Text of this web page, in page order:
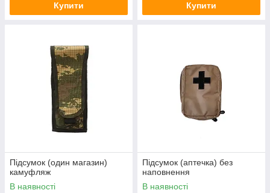
Купити Купити
Підсумок (один магазин)
камуфляж
В наявності
Підсумок (аптечка) без
наповнення
В наявності